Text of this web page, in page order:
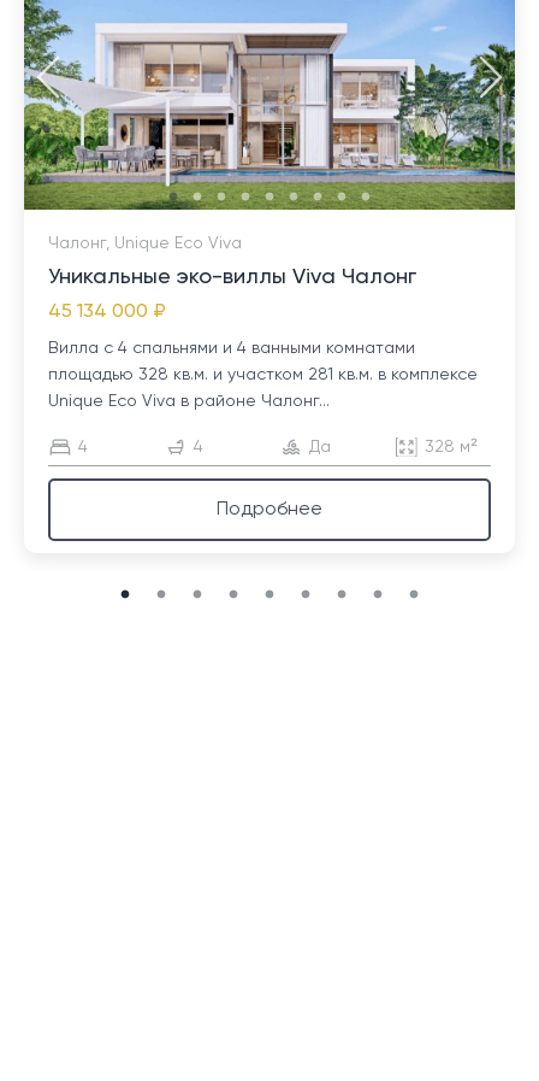
Чалонг, Unique Eco Viva
Уникальные эко-виллы Viva Чалонг
45 134 000 ₽
Вилла с 4 спальнями и 4 ванными комнатами
площадью 328 кв.м. и участком 281 кв.м. в комплексе
Unique Eco Viva в районе Чалонг...
4 4 Да 328 м²
Подробнее